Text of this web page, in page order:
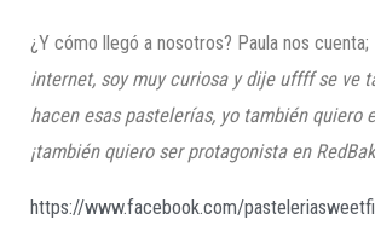
¿Y cómo llegó a nosotros? Paula nos cuenta;
internet, soy muy curiosa y dije uffffse ve
hacen esas pastelerías, yo también quiero
¡también quiero ser protagonista en
https://www.facebook.com/